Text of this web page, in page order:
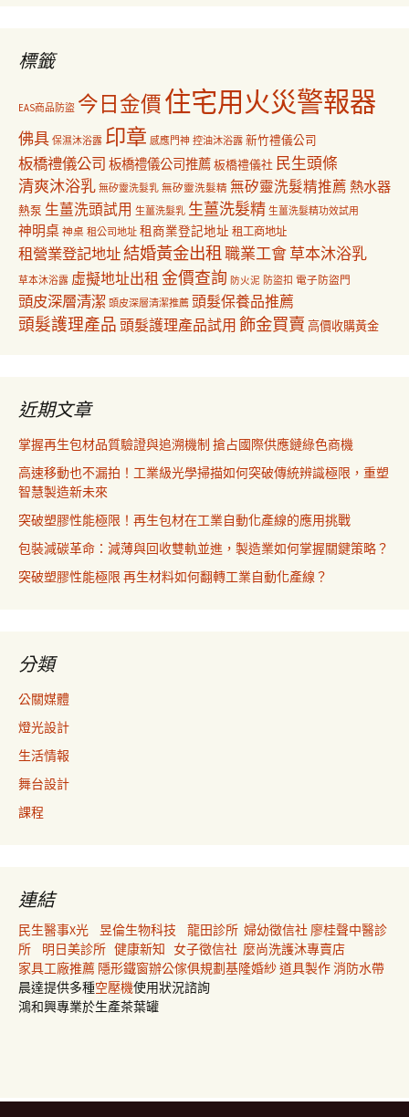
標籤
EAS商品防盜 今日金價住宅用火災警報器
佛具 保濕沐浴露 印章 感應門神 控油沐浴露 新竹禮儀公司
板橋禮儀公司 板橋禮儀公司推薦板橋禮儀社 民生頭條
清爽沐浴乳 無矽靈洗髮乳 無矽靈洗髮精 無矽靈洗髮精推薦 熱水器
熱泵 生薑洗頭試用 生薑洗髮乳 生薑洗髮精 生薑洗髮精功效試用
神明桌 神桌 租公司地址 租商業登記地址 租工商地址
租營業登記地址結婚黃金出租職業工會草本沐浴乳
草本沐浴露 虛擬地址出租 金價查詢 防火泥 防盜扣 電子防盜門
頭皮深層清潔 頭皮深層清潔推薦 頭髮保養品推薦
頭髮護理產品 頭髮護理產品試用 飾金買賣 高價收購黃金
近期文章
掌握再生包材品質驗證與追溯機制 搶占國際供應鏈綠色商機
高速移動也不漏拍！工業級光學掃描如何突破傳統辨識極限，重塑
智慧製造新未來
突破塑膠性能極限！再生包材在工業自動化產線的應用挑戰
包裝減碳革命：減薄與回收雙軌並進，製造業如何掌握關鍵策略？
突破塑膠性能極限 再生材料如何翻轉工業自動化產線？
分類
公關媒體
燈光設計
生活情報
舞台設計
課程
連結
民生醫事X光 昱倫生物科技 龍田診所 婦幼徵信社 廖桂聲中醫診
所
明日美診所 健康新知 女子徵信社 麼尚洗護沐專賣店
家具工廠推薦 隱形鐵窗辦公傢俱規劃基隆婚紗道具製作消防水帶
晨達提供多種空壓機使用狀況諮詢
鴻和興專業於生產茶葉罐